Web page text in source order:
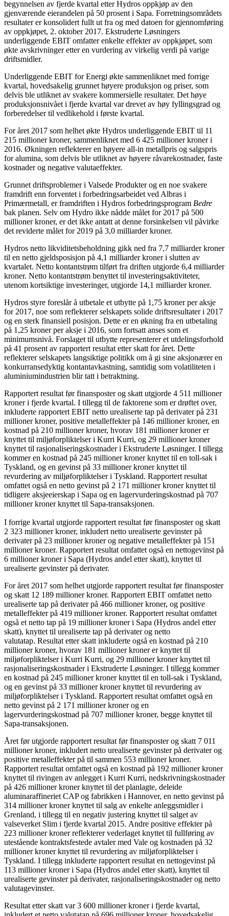
begynnelsen av fjerde kvartal etter Hydros oppkjøp av den
gjenværende eierandelen på 50 prosent i Sapa. Forretningsområdets
resultater er konsolidert fullt ut fra og med datoen for gjennomføring
av oppkjøpet, 2. oktober 2017. Ekstruderte Løsningers
underliggende EBIT omfatter enkelte effekter av oppkjøpet, som
økte avskrivninger etter en vurdering av virkelig verdi på varige
driftsmidler.
Underliggende EBIT for Energi økte sammenliknet med forrige
kvartal, hovedsakelig grunnet høyere produksjon og priser, som
delvis ble utliknet av svakere kommersielle resultater. Det høye
produksjonsnivået i fjerde kvartal var drevet av høy fyllingsgrad og
forberedelser til vedlikehold i første kvartal.
For året 2017 som helhet økte Hydros underliggende EBIT til 11
215 millioner kroner, sammenliknet med 6 425 millioner kroner i
2016. Økningen reflekterer en høyere all-in metallpris og salgspris
for alumina, som delvis ble utliknet av høyere råvarekostnader, faste
kostnader og negative valutaeffekter.
Grunnet driftsproblemer i Valsede Produkter og en noe svakere
framdrift enn forventet i forbedringsarbeidet ved Albras i
Primærmetall, er framdriften i Hydros forbedringsprogram Bedre
bak planen. Selv om Hydro ikke nådde målet for 2017 på 500
millioner kroner, er det ikke antatt at denne forsinkelsen vil påvirke
det reviderte målet for 2019 på 3,0 milliarder kroner.
Hydros netto likviditetsbeholdning gikk ned fra 7,7 milliarder kroner
til en netto gjeldsposisjon på 4,1 milliarder kroner i slutten av
kvartalet. Netto kontantstrøm tilført fra driften utgjorde 6,4 milliarder
kroner. Netto kontantstrøm benyttet til investeringsaktiviteter,
utenom kortsiktige investeringer, utgjorde 14,1 milliarder kroner.
Hydros styre foreslår å utbetale et utbytte på 1,75 kroner per aksje
for 2017, noe som reflekterer selskapets solide driftsresultater i 2017
og en sterk finansiell posisjon. Dette er en økning fra en utbetaling
på 1,25 kroner per aksje i 2016, som fortsatt anses som et
minimumsnivå. Forslaget til utbytte representerer et utdelingsforhold
på 41 prosent av rapportert resultat etter skatt for året. Dette
reflekterer selskapets langsiktige politikk om å gi sine aksjonærer en
konkurransedyktig kontantavkastning, samtidig som volatiliteten i
aluminiumindustrien blir tatt i betraktning.
Rapportert resultat før finansposter og skatt utgjorde 4 511 millioner
kroner i fjerde kvartal. I tillegg til de faktorene som er drøftet over,
inkluderte rapportert EBIT netto urealiserte tap på derivater på 231
millioner kroner, positive metalleffekter på 146 millioner kroner, en
kostnad på 210 millioner kroner, hvorav 181 millioner kroner er
knyttet til miljøforpliktelser i Kurri Kurri, og 29 millioner kroner
knyttet til rasjonaliseringskostnader i Ekstruderte Løsninger. I tillegg
kommer en kostnad på 245 millioner kroner knyttet til en toll-sak i
Tyskland, og en gevinst på 33 millioner kroner knyttet til
revurdering av miljøforpliktelser i Tyskland. Rapportert resultat
omfattet også en netto gevinst på 2 171 millioner kroner knyttet til
tidligere aksjeeierskap i Sapa og en lagervurderingskostnad på 707
millioner kroner knyttet til Sapa-transaksjonen.
I forrige kvartal utgjorde rapportert resultat før finansposter og skatt
2 323 millioner kroner, inkludert netto urealiserte gevinster på
derivater på 23 millioner kroner og negative metalleffekter på 151
millioner kroner. Rapportert resultat omfattet også en nettogevinst på
6 millioner kroner i Sapa (Hydros andel etter skatt), knyttet til
urealiserte gevinster på derivater.
For året 2017 som helhet utgjorde rapportert resultat før finansposter
og skatt 12 189 millioner kroner. Rapportert EBIT omfattet netto
urealiserte tap på derivater på 466 millioner kroner, og positive
metalleffekter på 419 millioner kroner. Rapportert resultat omfattet
også et netto tap på 19 millioner kroner i Sapa (Hydros andel etter
skatt), knyttet til urealiserte tap på derivater og netto
valutatap. Resultat etter skatt inkluderte også en kostnad på 210
millioner kroner, hvorav 181 millioner kroner er knyttet til
miljøforpliktelser i Kurri Kurri, og 29 millioner kroner knyttet til
rasjonaliseringskostnader i Ekstruderte Løsninger. I tillegg kommer
en kostnad på 245 millioner kroner knyttet til en toll-sak i Tyskland,
og en gevinst på 33 millioner kroner knyttet til revurdering av
miljøforpliktelser i Tyskland. Rapportert resultat omfattet også en
netto gevinst på 2 171 millioner kroner og en
lagervurderingskostnad på 707 millioner kroner, begge knyttet til
Sapa-transaksjonen.
Året før utgjorde rapportert resultat før finansposter og skatt 7 011
millioner kroner, inkludert netto urealiserte gevinster på derivater og
positive metalleffekter på til sammen 553 millioner kroner.
Rapportert resultat omfattet også en kostnad på 192 millioner kroner
knyttet til rivingen av anlegget i Kurri Kurri, nedskrivningskostnader
på 426 millioner kroner knyttet til det planlagte, deleide
aluminaraffineriet CAP og fabrikken i Hannover, en netto gevinst på
314 millioner kroner knyttet til salg av enkelte anleggsmidler i
Grenland, i tillegg til en negativ justering knyttet til salget av
valseverket Slim i fjerde kvartal 2015. Andre positive effekter på
223 millioner kroner reflekterer vederlaget knyttet til fullføring av
utestående kontraktsfestede avtaler med Vale og kostnaden på 32
millioner kroner knyttet til revurdering av miljøforpliktelser i
Tyskland. I tillegg inkluderte rapportert resultat en nettogevinst på
113 millioner kroner i Sapa (Hydros andel etter skatt), knyttet til
urealiserte gevinster på derivater, rasjonaliseringskostnader og netto
valutagevinster.
Resultat etter skatt var 3 600 millioner kroner i fjerde kvartal,